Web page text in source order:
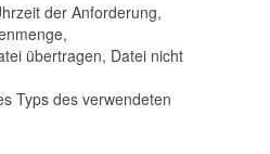
der Anforderung,
übertragen, Datei nicht
Typs des verwendeten